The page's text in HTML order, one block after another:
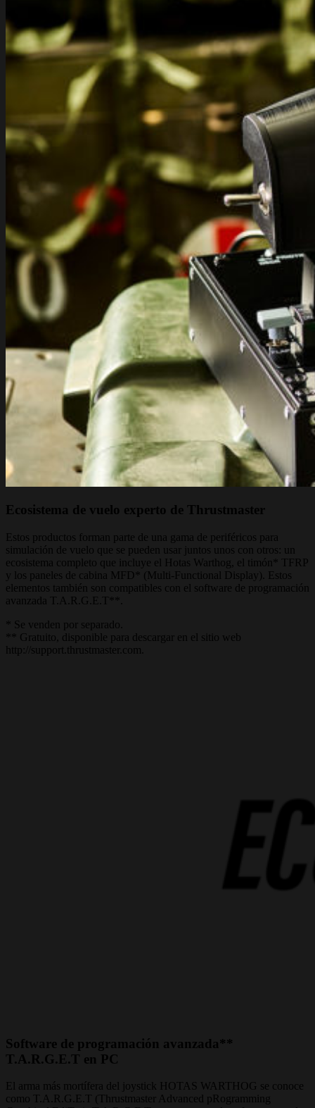
Ecosistema de vuelo experto de Thrustmaster
Estos productos forman parte de una gama de periféricos para
simulación de vuelo que se pueden usar juntos unos con otros: un
ecosistema completo que incluye el Hotas Warthog, el timón* TFRP
y los paneles de cabina MFD* (Multi-Functional Display). Estos
elementos también son compatibles con el software de programación
avanzada T.A.R.G.E.T**.
* Se venden por separado.
** Gratuito, disponible para descargar en el sitio web
http://support.thrustmaster.com.
Software de programación avanzada**
T.A.R.G.E.T en PC
El arma más mortífera del joystick HOTAS WARTHOG se conoce
como T.A.R.G.E.T (Thrustmaster Advanced pRogramming